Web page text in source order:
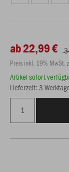
ab 22,99 €
Preis inkl. 19% MwSt.
Artikel sofort
Lieferzeit: 3 Werktage